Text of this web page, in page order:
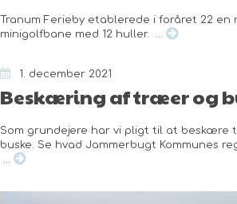
Tranum Ferieby etablerede i foråret 22 en
minigolfbane med 12 huller. ...
1. december 2021
Beskæring af træer og
Som grundejere har vi pligt til at beskære
buske. Se hvad Jammerbugt Kommunes
...